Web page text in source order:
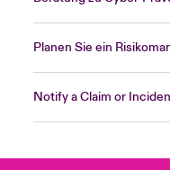
Planen Sie ein
Notify a Claim or